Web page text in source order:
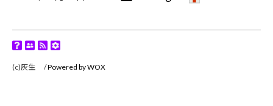
(c)灰生 /Powered by WOX